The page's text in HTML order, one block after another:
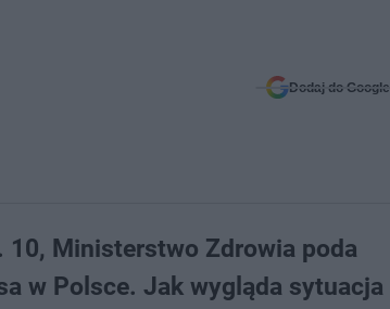
Dodaj do Google
10, Ministerstwo Zdrowia poda
w Polsce. Jak wygląda sytuacja